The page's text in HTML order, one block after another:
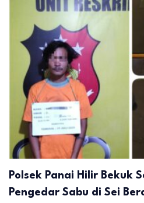
Polsek Panai Hilir Bekuk
Pengedar Sabu di Sei